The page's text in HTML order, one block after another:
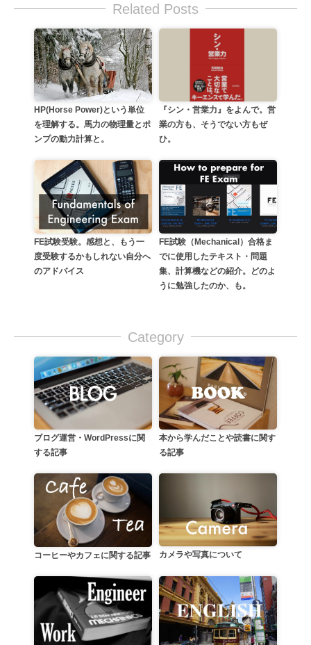
Related Posts
HP(Horse Power)という単位
を理解する。馬力の物理量とポ
ンプの動力計算と。
『シン・営業力』をよんで。営
業の方も、そうでない方もぜ
ひ。
FE試験受験。感想と、もう一
度受験するかもしれない自分へ
のアドバイス
FE試験（Mechanical）合格ま
でに使用したテキスト・問題
集、計算機などの紹介。どのよ
うに勉強したのか、も。
Category
ブログ運営・WordPressに関
する記事
本から学んだことや読書に関す
る記事
コーヒーやカフェに関する記事 カメラや写真について